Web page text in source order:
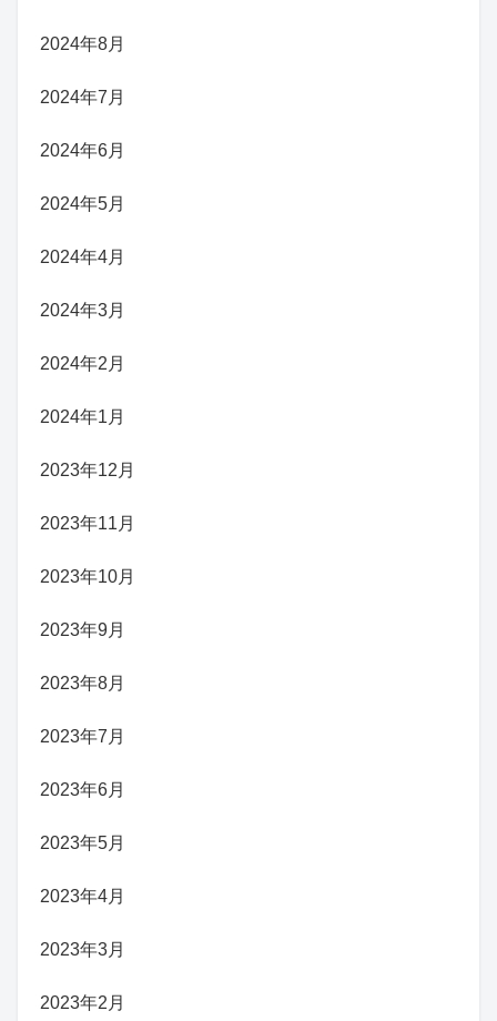
2024年8月
2024年7月
2024年6月
2024年5月
2024年4月
2024年3月
2024年2月
2024年1月
2023年12月
2023年11月
2023年10月
2023年9月
2023年8月
2023年7月
2023年6月
2023年5月
2023年4月
2023年3月
2023年2月